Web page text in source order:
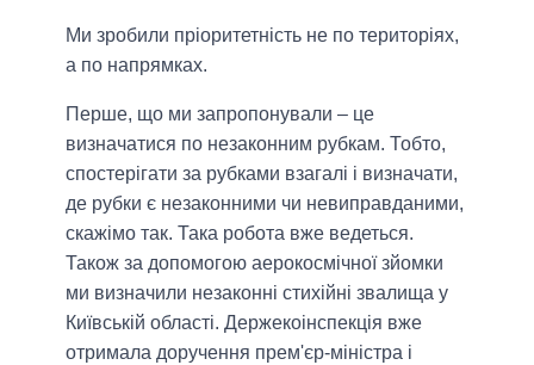
Ми зробили пріоритетність не по територіях,
а по напрямках.
Перше, що ми запропонували – це
визначатися по незаконним рубкам. Тобто,
спостерігати за рубками взагалі і визначати,
де рубки є незаконними чи невиправданими,
скажімо так. Така робота вже ведеться.
Також за допомогою аерокосмічної зйомки
ми визначили незаконні стихійні звалища у
Київській області. Держекоінспекція вже
отримала доручення прем'єр-міністра і